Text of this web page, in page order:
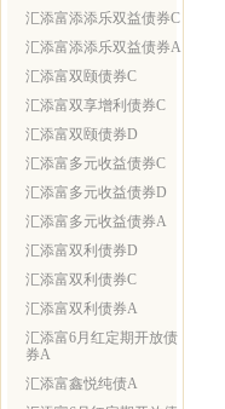
汇添富添添乐双益债券C
汇添富添添乐双益债券A
汇添富双颐债券C
汇添富双享增利债券C
汇添富双颐债券D
汇添富多元收益债券C
汇添富多元收益债券D
汇添富多元收益债券A
汇添富双利债券D
汇添富双利债券C
汇添富双利债券A
汇添富6月红定期开放债
券A
汇添富鑫悦纯债A